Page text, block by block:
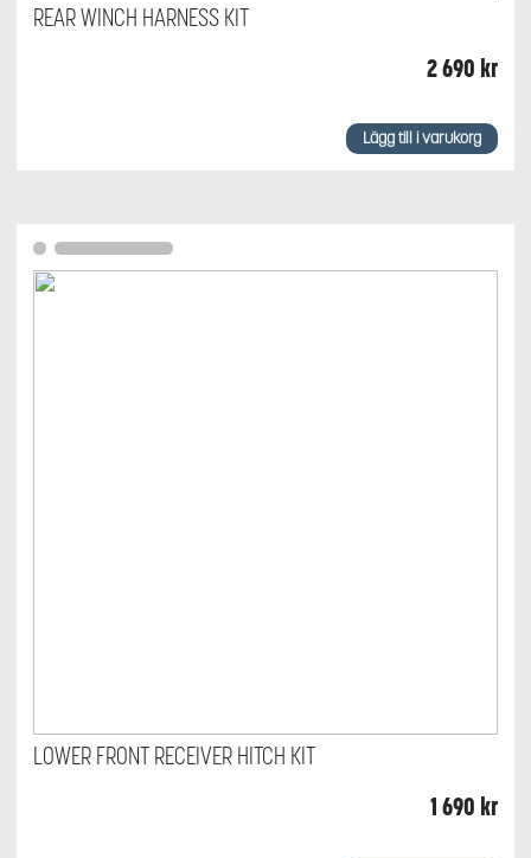
REAR WINCH HARNESS KIT
2 690 kr
Lägg till i varukorg
LOWER FRONT RECEIVER HITCH KIT
1 690 kr